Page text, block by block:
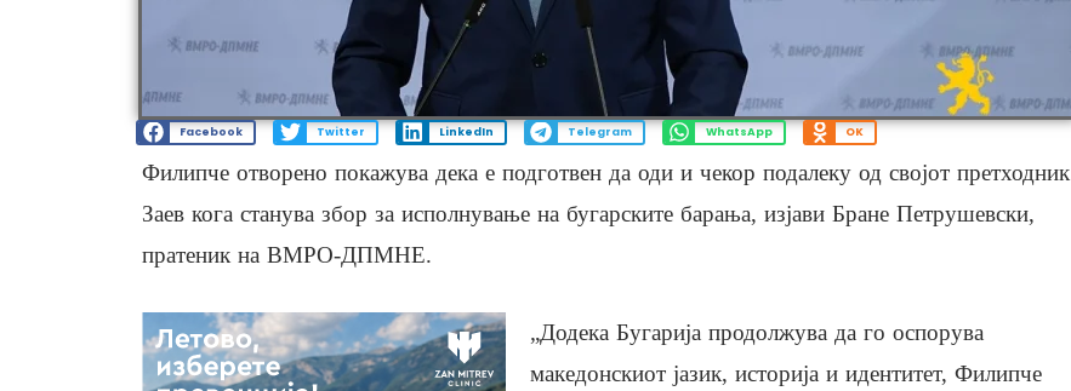
Facebook Twitter LinkedIn Telegram WhatsApp OK
Филипче отворено покажува дека е подготвен да оди и чекор подалеку од својот претходник
Заев кога станува збор за исполнување на бугарските барања, изјави Бране Петрушевски,
пратеник на ВМРО-ДПМНЕ.
„Додека Бугарија продолжува да го оспорува
македонскиот јазик, историја и идентитет, Филипче